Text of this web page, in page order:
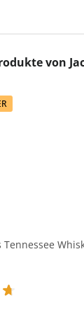
von
Tennessee